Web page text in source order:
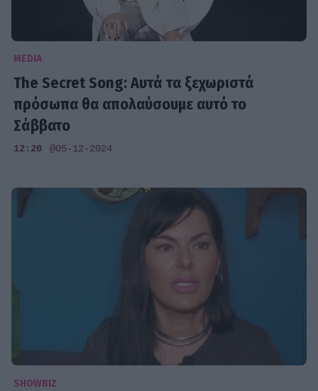
MEDIA
The Secret Song: Αυτά τα ξεχωριστά
πρόσωπα θα απολαύσουμε αυτό το
Σάββατο
12:20 @05-12-2024
SHOWBIZ